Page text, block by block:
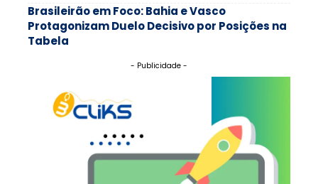
Brasileirão em Foco: Bahia e Vasco
Protagonizam Duelo Decisivo por Posições na
Tabela
- Publicidade -